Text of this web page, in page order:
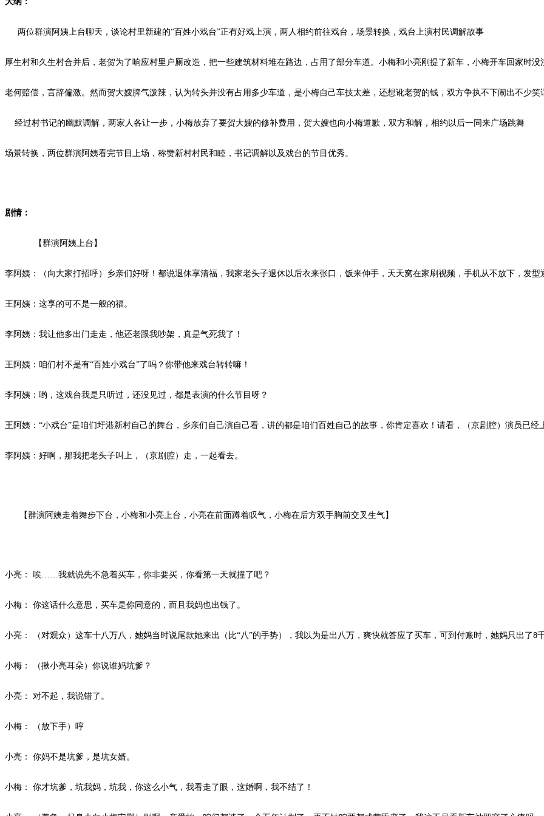
两位群演阿姨上台聊天，谈论村里新建的“百姓小戏台”正有好戏上演，两人相约前往戏台，场景转换，戏台上演村民调解故事
厚生村和久生村合并后，老贺为了响应村里户厕改造，把一些建筑材料堆在路边，占用了部分车道。小梅和小亮刚提了新车，小梅开车回家时
老何赔偿，言辞偏激。然而贺大嫂脾气泼辣，认为转头并没有占用多少车道，是小梅自己车技太差，还想讹老贺的钱，双方争执不下闹出不少笑
经过村书记的幽默调解，两家人各让一步，小梅放弃了要贺大嫂的修补费用，贺大嫂也向小梅道歉，双方和解，相约以后一同来广场跳舞
场景转换，两位群演阿姨看完节目上场，称赞新村村民和睦，书记调解以及戏台的节目优秀。
剧情：
【群演阿姨上台】
李阿姨：（向大家打招呼）乡亲们好呀！都说退休享清福，我家老头子退休以后衣来张口，饭来伸手，天天窝在家刷视频，手机从不放下，发型
王阿姨：这享的可不是一般的福。
李阿姨：我让他多出门走走，他还老跟我吵架，真是气死我了！
王阿姨：咱们村不是有“百姓小戏台”了吗？你带他来戏台转转嘛！
李阿姨：哟，这戏台我是只听过，还没见过，都是表演的什么节目呀？
王阿姨： “小戏台”是咱们圩港新村自己的舞台，乡亲们自己演自己看，讲的都是咱们百姓自己的故事，你肯定喜欢！请看，（京剧腔）演员已经
李阿姨：好啊，那我把老头子叫上，（京剧腔）走，一起看去。
【群演阿姨走着舞步下台，小梅和小亮上台，小亮在前面蹲着叹气，小梅在后方双手胸前交叉生气】
小亮： 唉 ……我就说先不急着买车，你非要买，你看第一天就撞了吧？
小梅： 你这话什么意思，买车是你同意的，而且我妈也出钱了。
小亮： （对观众）这车十八万八，她妈当时说尾款她来出（比“八”的手势），我以为是出八万，爽快就答应了买车，可到付账时，她妈只出了8
小梅： （揪小亮耳朵）你说谁妈坑爹？
小亮： 对不起，我说错了。
小梅： （放下手）哼
小亮： 你妈不是坑爹，是坑女婿。
小梅： 你才坑爹，坑我妈，坑我，你这么小气，我看走了眼，这婚啊，我不结了！